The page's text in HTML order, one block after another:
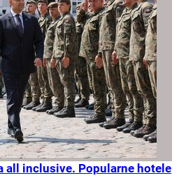
all inclusive. Popularne hotele